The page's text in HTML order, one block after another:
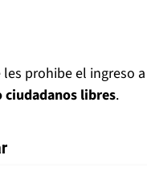
prohibe el ingreso
ciudadanos libres.